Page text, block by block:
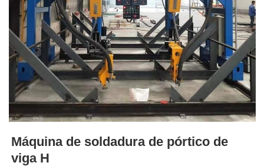
Máquina de soldadura de pórtico de
viga H